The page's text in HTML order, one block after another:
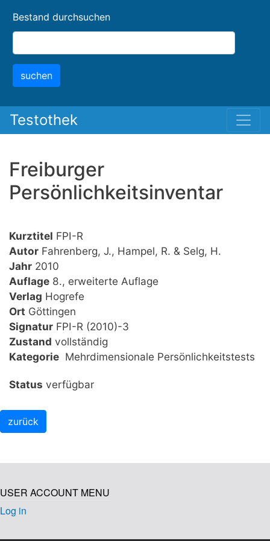
content
Bestand durchsuchen
suchen
Testothek
Freiburger
Persönlichkeitsinventar
Kurztitel FPI-R
Autor Fahrenberg, J., Hampel, R. & Selg, H.
Jahr 2010
Auflage 8., erweiterte Auflage
Verlag Hogrefe
Ort Göttingen
Signatur FPI-R (2010)-3
Zustand vollständig
Kategorie Mehrdimensionale Persönlichkeitstests
Status verfügbar
USER ACCOUNT MENU
Log in